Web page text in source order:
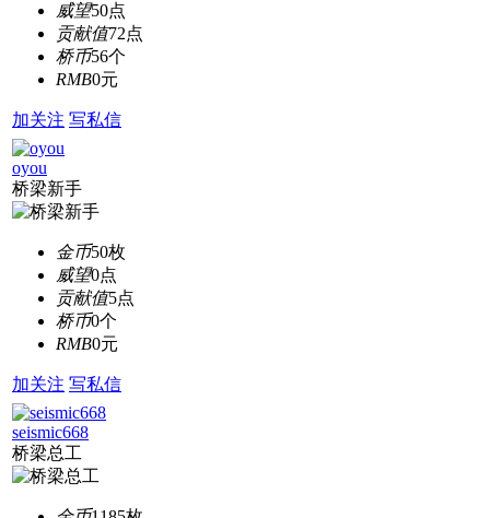
威望50点
贡献值72点
桥币56个
RMB0元
加关注 写私信
oyou
桥梁新手
金币50枚
威望0点
贡献值5点
桥币0个
RMB0元
加关注 写私信
seismic668
桥梁总工